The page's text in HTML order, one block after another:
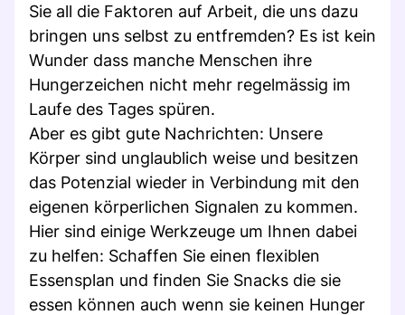
Sie all die Faktoren auf Arbeit, die uns dazu
bringen uns selbst zu entfremden? Es ist kein
Wunder dass manche Menschen ihre
Hungerzeichen nicht mehr regelmässig im
Laufe des Tages spüren.
Aber es gibt gute Nachrichten: Unsere
Körper sind unglaublich weise und besitzen
das Potenzial wieder in Verbindung mit den
eigenen körperlichen Signalen zu kommen.
Hier sind einige Werkzeuge um Ihnen dabei
zu helfen: Schaffen Sie einen flexiblen
Essensplan und finden Sie Snacks die sie
essen können auch wenn sie keinen Hunger